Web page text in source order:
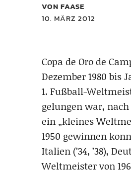
VON FAASE
10. MÄRZ 2012
Copa de Oro de
Dezember 1980 bis
1. Fußball-
gelungen war,
ein „kleines
1950 gewinnen
Italien (’34, ’38),
Weltmeister von